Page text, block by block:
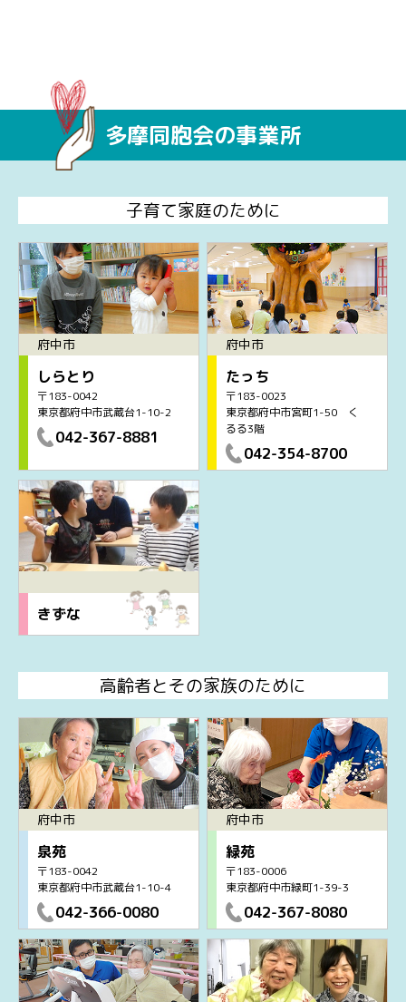
多摩同胞会の事業所
子育て家庭のために
府中市
しらとり
〒183-0042
東京都府中市武蔵台1-10-2
042-367-8881
府中市
たっち
〒183-0023
東京都府中市宮町1-50 く
るる3階
042-354-8700
きずな
高齢者とその家族のために
府中市
泉苑
〒183-0042
東京都府中市武蔵台1-10-4
042-366-0080
府中市
緑苑
〒183-0006
東京都府中市緑町1-39-3
042-367-8080